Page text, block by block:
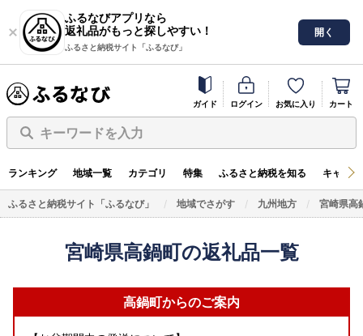
ふるなびアプリなら
返礼品がもっと探しやすい！
ふるさと納税サイト「ふるなび」
開く
ガイド ログイン お気に入り カート
キーワードを入力
ランキング 地域一覧 カテゴリ 特集 ふるさと納税を知る キャン
ふるさと納税サイト「ふるなび」 地域でさがす 九州地方 宮崎県高
宮崎県高鍋町の返礼品一覧
高鍋町からのご案内